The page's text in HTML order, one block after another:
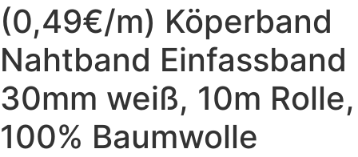
(0,49€/m) Köperband
Nahtband Einfassband
30mm weiß, 10m Rolle,
100% Baumwolle